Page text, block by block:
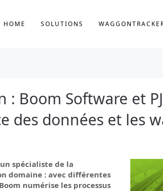
HOME SOLUTIONS
: Boom Software et
des données et les
spécialiste de la
domaine : avec différentes
numérise les processus